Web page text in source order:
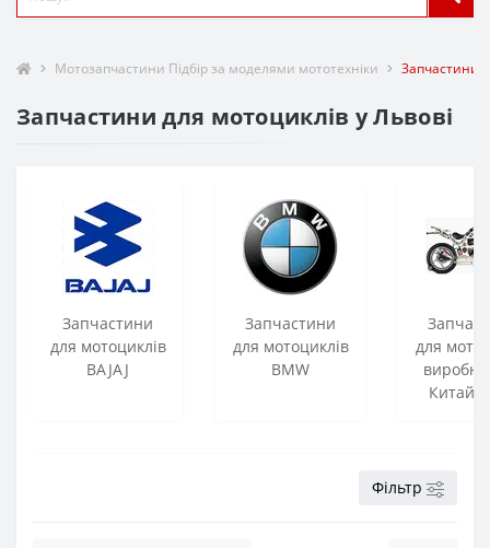
Мотозапчастини Підбір за моделями мототехніки Запчастини
Запчастини для мотоциклів у Львові
Запчастини
для мотоциклів
BAJAJ
Запчастини
для мотоциклів
BMW
для
Китай
Фільтр